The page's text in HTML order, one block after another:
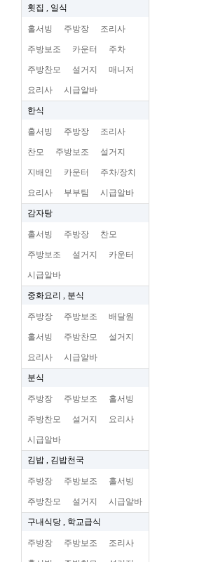
횟집 , 일식
홀서빙 주방장 조리사
주방보조 카운터 주차
주방찬모 설거지 매니저
요리사 시급알바
한식
홀서빙 주방장 조리사
찬모 주방보조 설거지
지배인 카운터 주차/장치
요리사 부부팀 시급알바
감자탕
홀서빙 주방장 찬모
주방보조 설거지 카운터
시급알바
중화요리 , 분식
주방장 주방보조 배달원
홀서빙 주방찬모 설거지
요리사 시급알바
분식
주방장 주방보조 홀서빙
주방찬모 설거지 요리사
시급알바
김밥 , 김밥천국
주방장 주방보조 홀서빙
주방찬모 설거지 시급알바
구내식당 , 학교급식
주방장 주방보조 조리사